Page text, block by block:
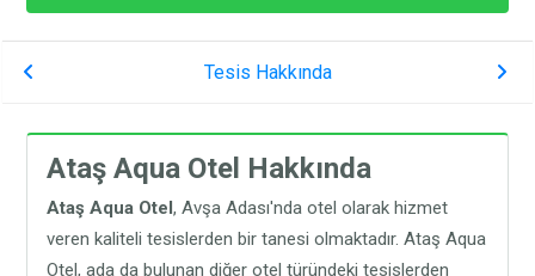
Tesis Hakkında
Ataş Aqua Otel Hakkında
Ataş Aqua Otel, Avşa Adası'nda otel olarak hizmet
veren kaliteli tesislerden bir tanesi olmaktadır. Ataş Aqua
Otel, ada da bulunan diğer otel türündeki tesislerden